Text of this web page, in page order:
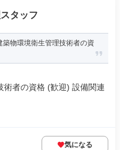
タッフ
物環境衛生管理技術者の資
術者の資格 (歓迎) 設備関連
気になる